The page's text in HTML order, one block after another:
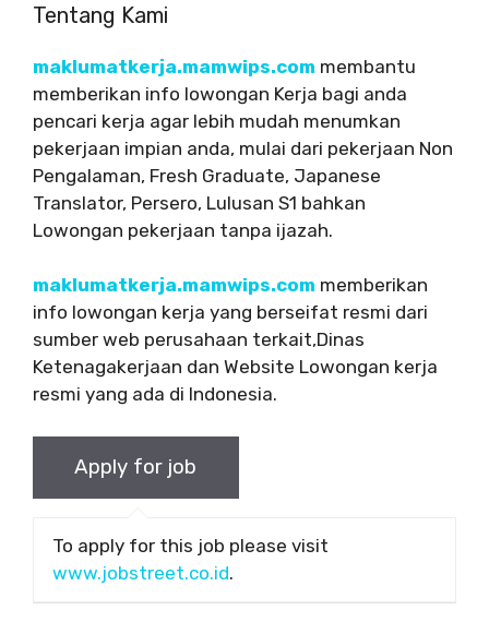
Tentang Kami
maklumatkerja.mamwips.com membantu
memberikan info lowongan Kerja bagi anda
pencari kerja agar lebih mudah menumkan
pekerjaan impian anda, mulai dari pekerjaan Non
Pengalaman, Fresh Graduate, Japanese
Translator, Persero, Lulusan S1 bahkan
Lowongan pekerjaan tanpa ijazah.
maklumatkerja.mamwips.com memberikan
info lowongan kerja yang berseifat resmi dari
sumber web perusahaan terkait,Dinas
Ketenagakerjaan dan Website Lowongan kerja
resmi yang ada di Indonesia.
To apply for this job please visit
www.jobstreet.co.id.